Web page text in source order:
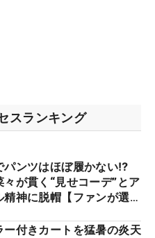
スランキング
パンツはほぼ履かない⁉
々が貫く“見せコーデ”とア
精神に脱帽【ファンが選ぶ
ー付きカートを猛暑の炎天